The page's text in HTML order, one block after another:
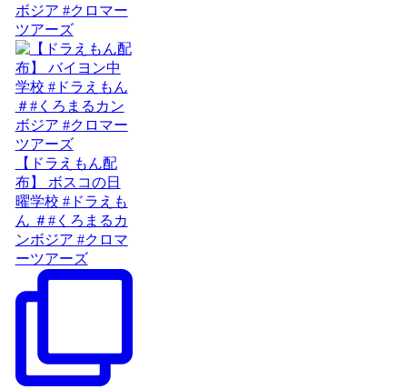
ボジア #クロマー
ツアーズ
【ドラえもん配
布】 ボスコの日
曜学校 #ドラえも
ん ＃#くろまるカ
ンボジア #クロマ
ーツアーズ